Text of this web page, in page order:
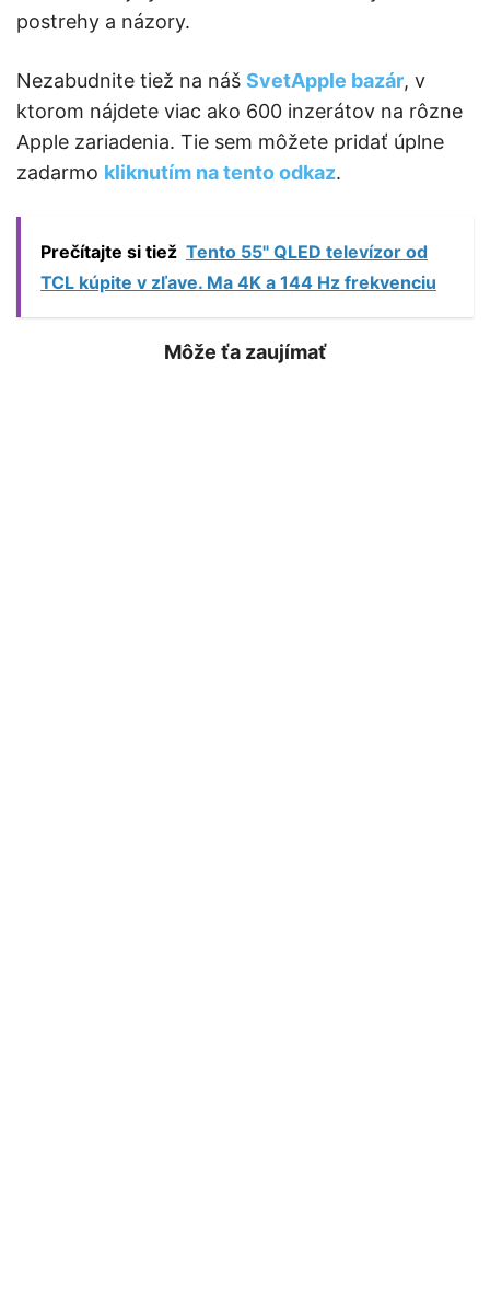
postrehy a názory.
Nezabudnite tiež na náš SvetApple bazár, v
ktorom nájdete viac ako 600 inzerátov na rôzne
Apple zariadenia. Tie sem môžete pridať úplne
zadarmo kliknutím na tento odkaz.
Prečítajte si tiež Tento 55" QLED televízor od
TCL kúpite v zľave. Ma 4K a 144 Hz frekvenciu
Môže ťa zaujímať